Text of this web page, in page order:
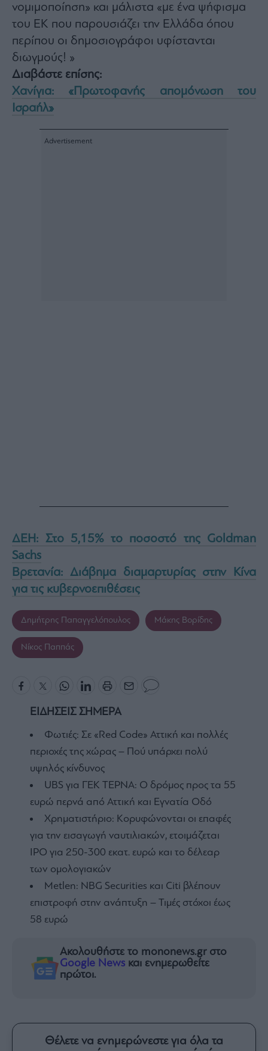
νομιμοποίηση» και μάλιστα «με ένα ψήφισμα
του ΕΚ που παρουσιάζει την Ελλάδα όπου
περίπου οι δημοσιογράφοι υφίστανται
διωγμούς! »
Διαβάστε επίσης:
Χανίγια: «Πρωτοφανής απομόνωση του
Ισραήλ»
ΔΕΗ: Στο 5,15% το ποσοστό της Goldman
Sachs
Βρετανία: Διάβημα διαμαρτυρίας στην Κίνα
για τις κυβερνοεπιθέσεις
Δημήτρης Παπαγγελόπουλος Μάκης Βορίδης
Νίκος Παππάς
ΕΙΔΗΣΕΙΣ ΣΗΜΕΡΑ
Φωτιές: Σε «Red Code» Αττική και πολλές
περιοχές της χώρας – Πού υπάρχει πολύ
υψηλός κίνδυνος
UBS για ΓΕΚ ΤΕΡΝΑ: Ο δρόμος προς τα 55
ευρώ περνά από Αττική και Εγνατία Οδό
Χρηματιστήριο: Κορυφώνονται οι επαφές
για την εισαγωγή ναυτιλιακών, ετοιμάζεται
IPO για 250-300 εκατ. ευρώ και το δέλεαρ
των ομολογιακών
Metlen: NBG Securities και Citi βλέπουν
επιστροφή στην ανάπτυξη – Τιμές στόχοι έως
58 ευρώ
Ακολουθήστε το mononews.gr στο
Google News και ενημερωθείτε
πρώτοι.
Θέλετε να ενημερώνεστε για όλα τα